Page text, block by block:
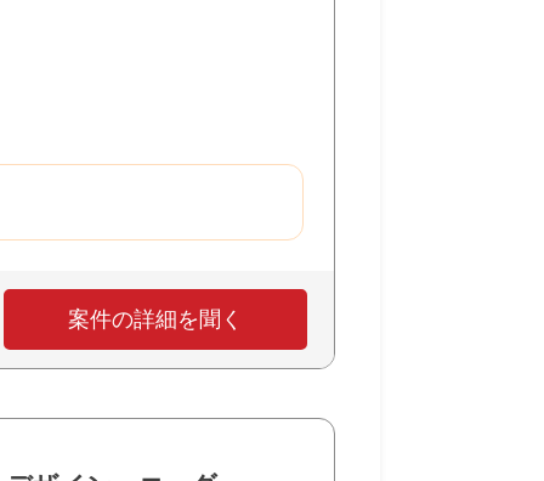
案件の詳細を聞く